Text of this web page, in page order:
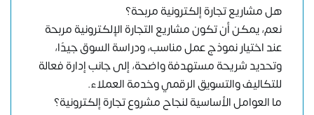
هل مشاريع تجارة إلكترونية مربحة؟
نعم، يمكن أن تكون مشاريع التجارة الإلكترونية مربحة
عند اختيار نموذج عمل مناسب، ودراسة السوق جيدًا،
وتحديد شريحة مستهدفة واضحة، إلى جانب إدارة فعالة
للتكاليف والتسويق الرقمي وخدمة العملاء.
ما العوامل الأساسية لنجاح مشروع تجارة إلكترونية؟